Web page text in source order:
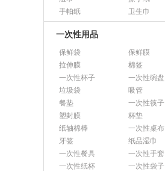
手帕纸
卫生巾
一次性用品
保鲜袋
保鲜膜
拉伸膜
棉签
一次性杯子
一次性碗盘
垃圾袋
吸管
餐垫
一次性筷子
塑封膜
杯垫
纸轴棉棒
一次性桌布
牙签
纸品湿巾
一次性餐具
一次性手套
一次性纸杯
一次性袋子